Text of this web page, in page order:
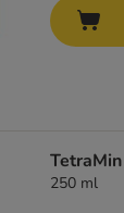
250 ml